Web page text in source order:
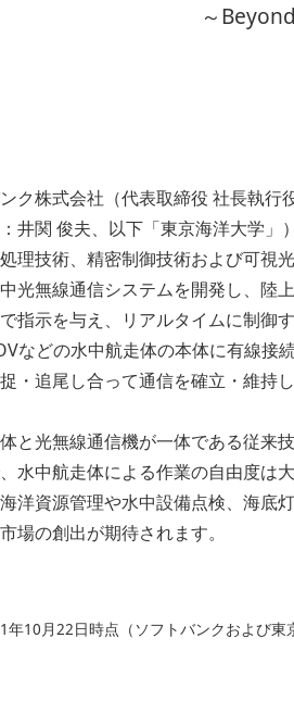
～
ク株式会社（代表取締役 社長執
井関 俊夫、以下「東京海洋大学
理技術、精密制御技術および可視
光無線通信システムを開発し、陸
指示を与え、リアルタイムに制御
などの水中航走体の本体に有線接
・追尾し合って通信を確立・維持
と光無線通信機が一体である従来
水中航走体による作業の自由度は
洋資源管理や水中設備点検、海底
場の創出が期待されます。
年10月22日時点（ソフトバンクおよび東